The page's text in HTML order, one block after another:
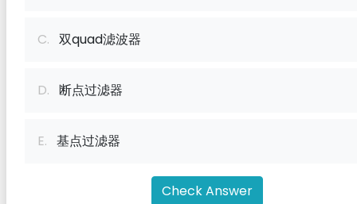
C. 双quad滤波器
D. 断点过滤器
E. 基点过滤器
Check Answer